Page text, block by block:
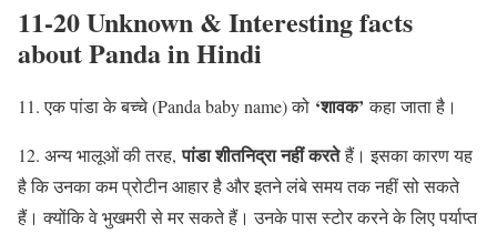
11-20 Unknown & Interesting facts
about Panda in Hindi
11. एक पांडा के बच्चे (Panda baby name) को ‘शावक’ कहा जाता है।
12. अन्य भालूओं की तरह,पांडा शीतनिद्रा नहीं करतेहैं। इसका कारण यह
है कि उनका कम प्रोटीन आहार है और इतने लंबे समय तक नहीं सो सकते
हैं। क्योंकि वे भुखमरी से मर सकते हैं। उनके पास स्टोर करने के लिए पर्याप्त